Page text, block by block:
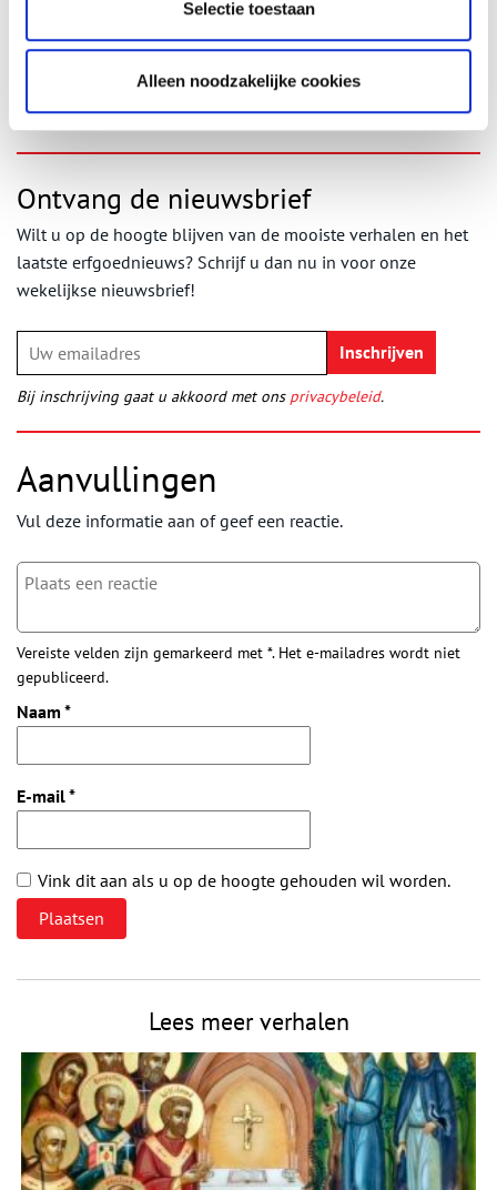
Selectie toestaan
Alleen noodzakelijke cookies
Ontvang de nieuwsbrief
Wilt u op de hoogte blijven van de mooiste verhalen en het
laatste erfgoednieuws? Schrijf u dan nu in voor onze
wekelijkse nieuwsbrief!
Bij inschrijving gaat u akkoord met ons privacybeleid.
Aanvullingen
Vul deze informatie aan of geef een reactie.
Vereiste velden zijn gemarkeerd met *. Het e-mailadres wordt niet
gepubliceerd.
Naam *
E-mail*
Vink dit aan als u op de hoogte gehouden wil worden.
Lees meer verhalen